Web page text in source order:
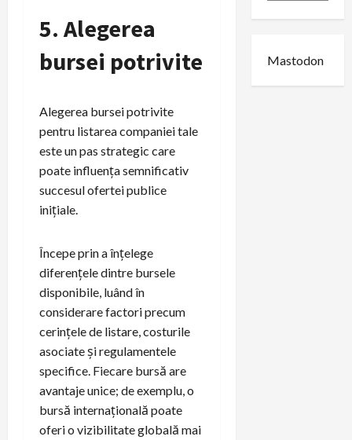
5. Alegerea
bursei potrivite
Alegerea bursei potrivite
pentru listarea companiei tale
este un pas strategic care
poate influența semnificativ
succesul ofertei publice
inițiale.
Începe prin a înțelege
diferențele dintre bursele
disponibile, luând în
considerare factori precum
cerințele de listare, costurile
asociate și regulamentele
specifice. Fiecare bursă are
avantaje unice; de exemplu, o
bursă internațională poate
oferi o vizibilitate globală mai
Mastodon